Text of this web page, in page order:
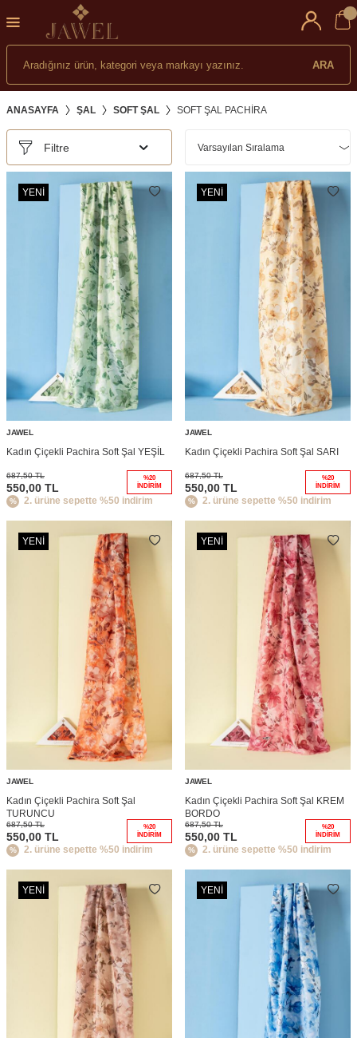
ARA
ANASAYFA ŞAL SOFT ŞAL SOFT ŞAL PACHIRA
Filtre
YENI
JAWEL
Kadın Çiçekli Pachira Soft Şal YEŞİL
687,50TL
550,00 TL
%20
İNDIRIM
2. ürüne sepette %50 indirim
YENI
JAWEL
Kadın Çiçekli Pachira Soft Şal SARI
687,50TL
550,00 TL
%20
İNDIRIM
2. ürüne sepette %50 indirim
YENI
JAWEL
Kadın Çiçekli Pachira Soft Şal
TURUNCU
687,50TL
550,00 TL
%20
İNDIRIM
2. ürüne sepette %50 indirim
YENI
JAWEL
Kadın Çiçekli Pachira Soft Şal KREM
BORDO
687,50TL
550,00 TL
%20
İNDIRIM
2. ürüne sepette %50 indirim
YENI YENI